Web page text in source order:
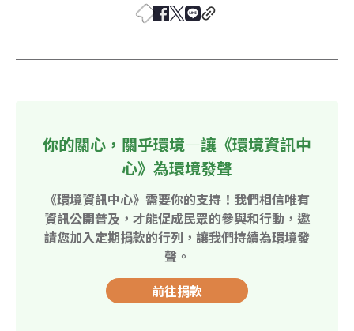
你的關心，關乎環境—讓《環境資訊中
心》為環境發聲
《環境資訊中心》需要你的支持！我們相信唯有
資訊公開普及，才能促成民眾的參與和行動，邀
請您加入定期捐款的行列，讓我們持續為環境發
聲。
前往捐款